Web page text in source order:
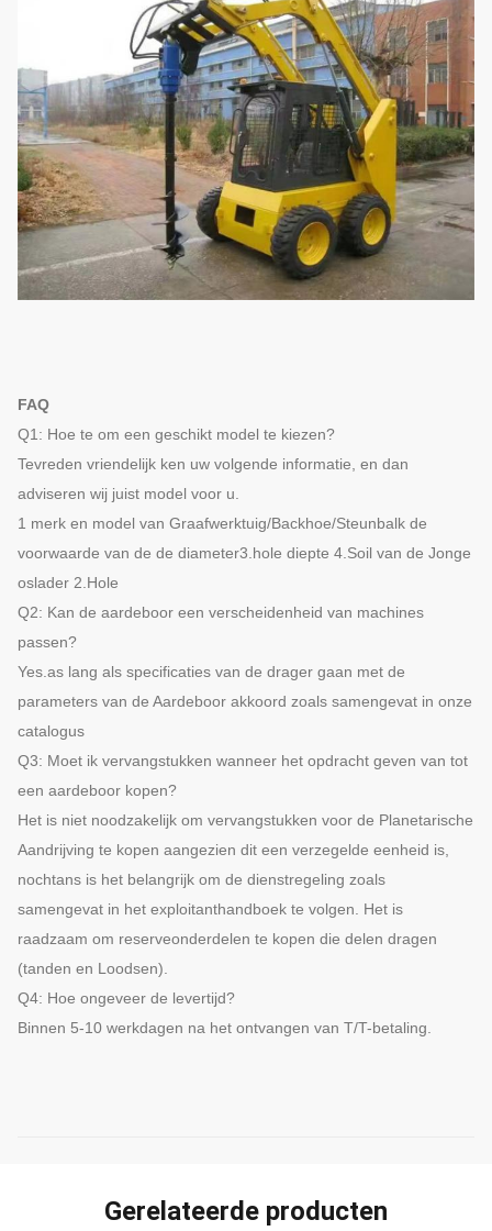
FAQ
Q1: Hoe te om een geschikt model te kiezen?
Tevreden vriendelijk ken uw volgende informatie, en dan
adviseren wij juist model voor u.
1 merk en model van Graafwerktuig/Backhoe/Steunbalk de
voorwaarde van de de diameter3.hole diepte 4.Soil van de Jonge
oslader 2.Hole
Q2: Kan de aardeboor een verscheidenheid van machines
passen?
Yes.as lang als specificaties van de drager gaan met de
parameters van de Aardeboor akkoord zoals samengevat in onze
catalogus
Q3: Moet ik vervangstukken wanneer het opdracht geven van tot
een aardeboor kopen?
Het is niet noodzakelijk om vervangstukken voor de Planetarische
Aandrijving te kopen aangezien dit een verzegelde eenheid is,
nochtans is het belangrijk om de dienstregeling zoals
samengevat in het exploitanthandboek te volgen. Het is
raadzaam om reserveonderdelen te kopen die delen dragen
(tanden en Loodsen).
Q4: Hoe ongeveer de levertijd?
Binnen 5-10 werkdagen na het ontvangen van T/T-betaling.
Gerelateerde producten